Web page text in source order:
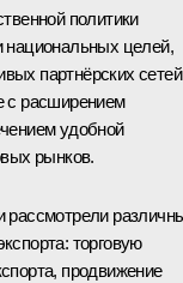
политики
национальных целей,
партнёрских сетей
с расширением
удобной
рынков.
рассмотрели
торговую
продвижение